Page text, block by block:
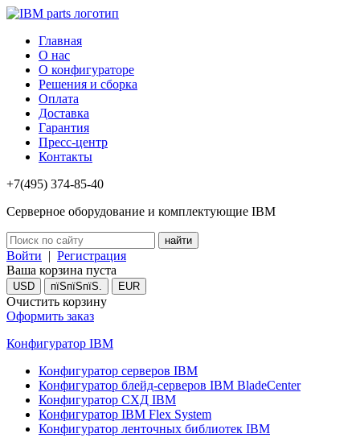
Главная
О нас
О конфигураторе
Решения и сборка
Оплата
Доставка
Гарантия
Пресс-центр
Контакты
+7(495) 374-85-40
Серверное оборудование и комплектующие IBM
Войти | Регистрация
Ваша корзина пуста
USD пїЅпїЅпїЅ. EUR
Очистить корзину
Оформить заказ
Конфигуратор IBM
Конфигуратор серверов IBM
Конфигуратор блейд-серверов IBM BladeCenter
Конфигуратор СХД IBM
Конфигуратор IBM Flex System
Конфигуратор ленточных библиотек IBM